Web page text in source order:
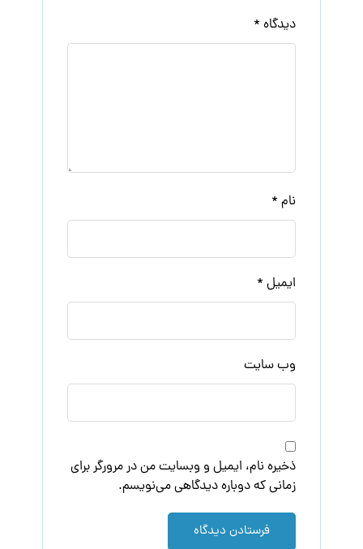
دیدگاه *
نام *
ایمیل *
وب‌ سایت
ذخیره نام، ایمیل و وبسایت من در مرورگر برای
زمانی که دوباره دیدگاهی می‌نویسم.
فرستادن دیدگاه